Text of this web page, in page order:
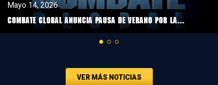
Mayo 14, 2026
COMBATE GLOBAL ANUNCIA PAUSA DE VERANO POR LA...
VER MÁS NOTICIAS